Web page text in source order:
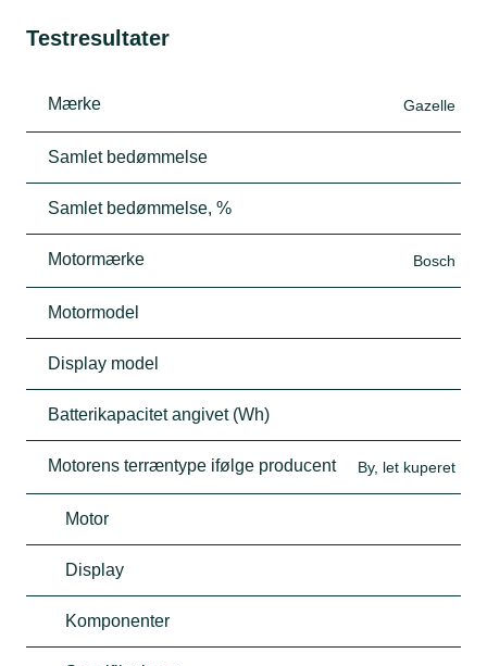
Testresultater
Mærke Gazelle
Samlet bedømmelse
Samlet bedømmelse, %
Motormærke Bosch
Motormodel
Display model
Batterikapacitet angivet (Wh)
Motorens terræntype ifølge producent By, let kuperet
Motor
Display
Komponenter